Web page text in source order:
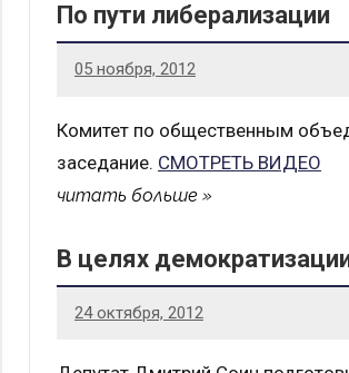
По пути либерализации
05 ноября, 2012
Комитет по общественным
заседание. СМОТРЕТЬ ВИДЕО
читать больше
В целях
24 октября, 2012